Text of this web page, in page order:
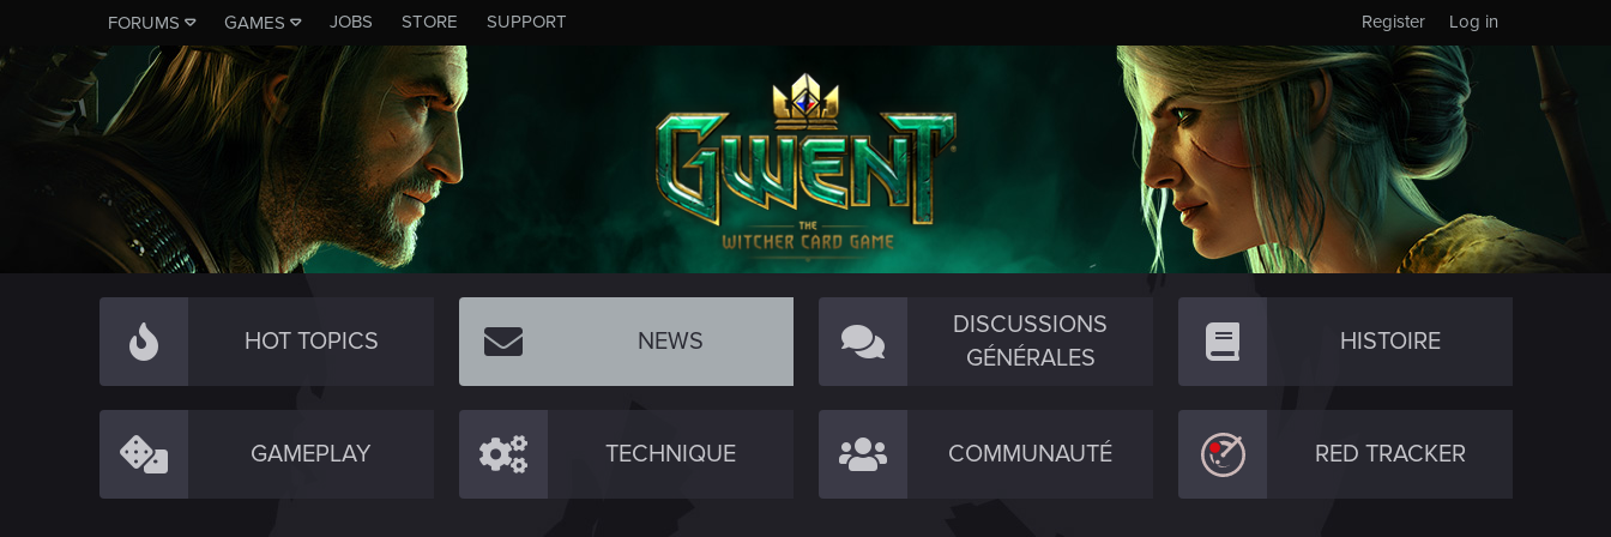
FORUMS GAMES JOBS STORE SUPPORT Log in
Register
HOT TOPICS NEWS
DISCUSSIONS
GÉNÉRALES
HISTOIRE
GAMEPLAY TECHNIQUE COMMUNAUTÉ RED TRACKER